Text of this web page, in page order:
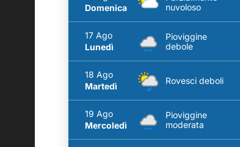
Domenica
nuvoloso
17 Ago
Lunedì
Pioviggine
debole
18 Ago
Martedì
Rovesci deboli
19 Ago
Mercoledì
Pioviggine
moderata